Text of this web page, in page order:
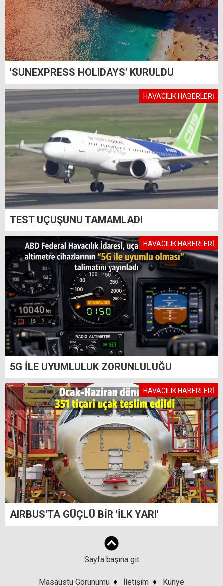
'SUNEXPRESS HOLIDAYS' KURULDU
HAVACILIK HABERLERİ
TEST UÇUŞUNU TAMAMLADI
HAVACILIK HABERLERİ
5G İLE UYUMLULUK ZORUNLULUĞU
HAVACILIK HABERLERİ
AIRBUS'TA GÜÇLÜ BİR 'İLK YARI'
Sayfa başına git
Masaüstü Görünümü ♦ İletişim ♦ Künye